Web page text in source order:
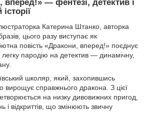
вперед!» — фентезі, детектив і
Катерина Штанко, авторка
цього разу виступає як
повість «Дракони, вперед!» поєднує
легку пародію на детектив — динамічну,
школяр, який, захопившись
вирощує справжнього дракона. З цієї
на низку дивовижних пригод,
і відкриттів, що змінюють звичну